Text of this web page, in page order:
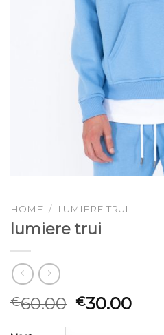
HOME / LUMIERE TRUI
lumiere trui
€60.00 €30.00